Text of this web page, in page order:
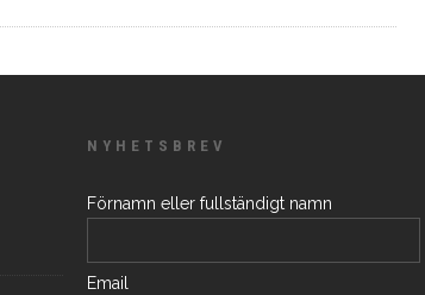
NYHETSBREV
Förnamn eller fullständigt namn
Email